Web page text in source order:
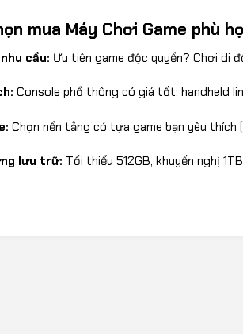
mua Máy Chơi Game phù
cầu: Ưu tiên game độc quyền? Chơi di
Console phổ thông có giá tốt; handheld
Chọn nền tảng có tựa game bạn yêu thích
lưu trữ: Tối thiểu 512GB, khuyến nghị